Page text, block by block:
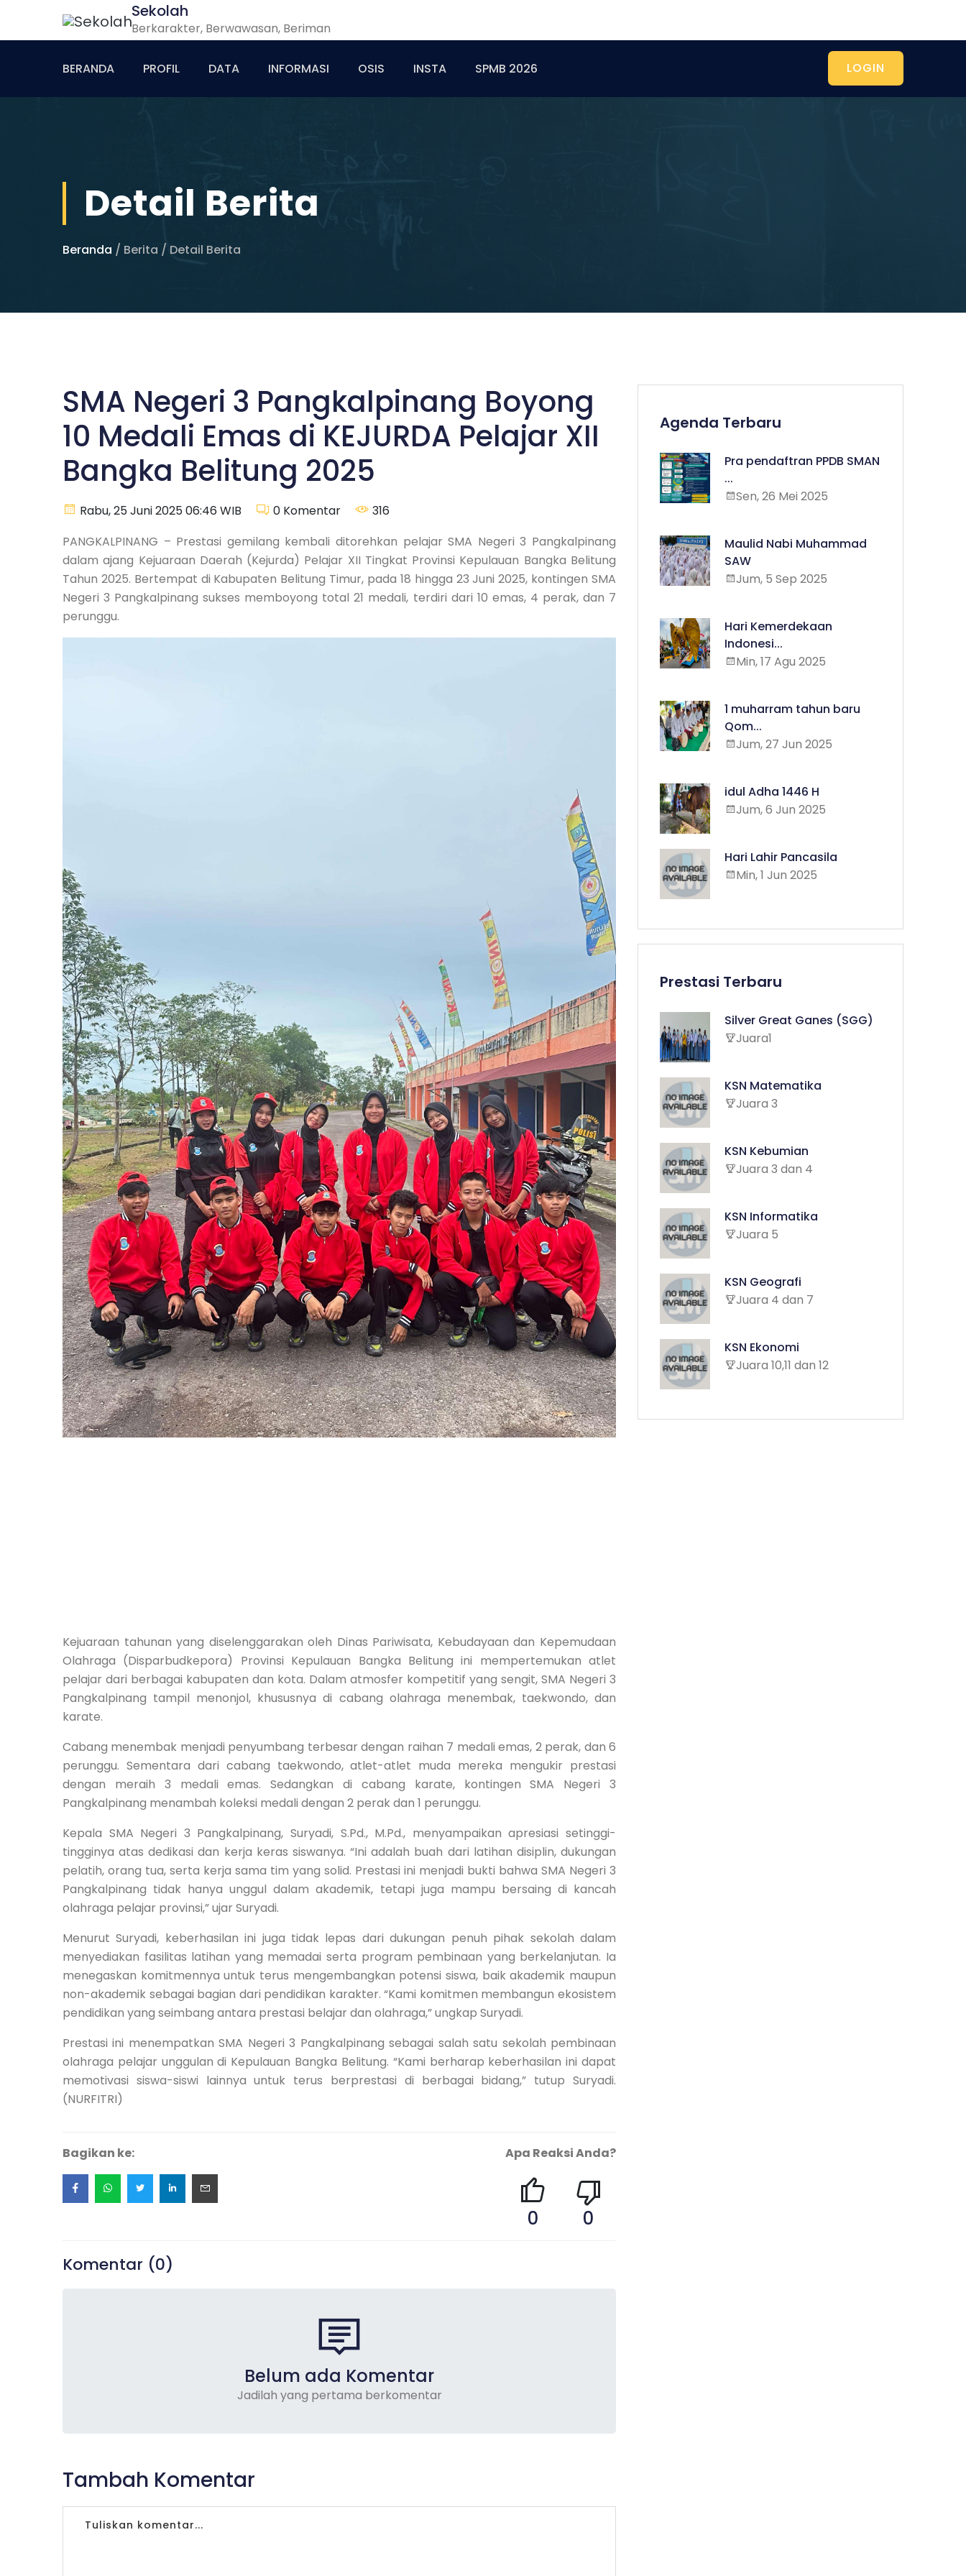
Sekolah
Berkarakter, Berwawasan, Beriman
BERANDA PROFIL DATA INFORMASI OSIS INSTA SPMB 2026 LOGIN
Detail Berita
Beranda / Berita / Detail Berita
SMA Negeri 3 Pangkalpinang Boyong
10 Medali Emas di KEJURDA Pelajar XII
Bangka Belitung 2025
Rabu, 25 Juni 2025 06:46 WIB 0 Komentar
316
PANGKALPINANG – Prestasi gemilang kembali ditorehkan pelajar SMA Negeri 3 Pangkalpinang
dalam ajang Kejuaraan Daerah (Kejurda) Pelajar XII Tingkat Provinsi Kepulauan Bangka Belitung
Tahun 2025. Bertempat di Kabupaten Belitung Timur, pada 18 hingga 23 Juni 2025, kontingen SMA
Negeri 3 Pangkalpinang sukses memboyong total 21 medali, terdiri dari 10 emas, 4 perak, dan 7
perunggu.
Kejuaraan tahunan yang diselenggarakan oleh Dinas Pariwisata, Kebudayaan dan Kepemudaan
Olahraga (Disparbudkepora) Provinsi Kepulauan Bangka Belitung ini mempertemukan atlet
pelajar dari berbagai kabupaten dan kota. Dalam atmosfer kompetitif yang sengit, SMA Negeri 3
Pangkalpinang tampil menonjol, khususnya di cabang olahraga menembak, taekwondo, dan
karate.
Cabang menembak menjadi penyumbang terbesar dengan raihan 7 medali emas, 2 perak, dan 6
perunggu. Sementara dari cabang taekwondo, atlet-atlet muda mereka mengukir prestasi
dengan meraih 3 medali emas. Sedangkan di cabang karate, kontingen SMA Negeri 3
Pangkalpinang menambah koleksi medali dengan 2 perak dan 1 perunggu.
Kepala SMA Negeri 3 Pangkalpinang, Suryadi, S.Pd., M.Pd., menyampaikan apresiasi setinggi-
tingginya atas dedikasi dan kerja keras siswanya. “Ini adalah buah dari latihan disiplin, dukungan
pelatih, orang tua, serta kerja sama tim yang solid. Prestasi ini menjadi bukti bahwa SMA Negeri 3
Pangkalpinang tidak hanya unggul dalam akademik, tetapi juga mampu bersaing di kancah
olahraga pelajar provinsi,” ujar Suryadi.
Menurut Suryadi, keberhasilan ini juga tidak lepas dari dukungan penuh pihak sekolah dalam
menyediakan fasilitas latihan yang memadai serta program pembinaan yang berkelanjutan. Ia
menegaskan komitmennya untuk terus mengembangkan potensi siswa, baik akademik maupun
non-akademik sebagai bagian dari pendidikan karakter. “Kami komitmen membangun ekosistem
pendidikan yang seimbang antara prestasi belajar dan olahraga,” ungkap Suryadi.
Prestasi ini menempatkan SMA Negeri 3 Pangkalpinang sebagai salah satu sekolah pembinaan
olahraga pelajar unggulan di Kepulauan Bangka Belitung. “Kami berharap keberhasilan ini dapat
memotivasi siswa-siswi lainnya untuk terus berprestasi di berbagai bidang,” tutup Suryadi.
(NURFITRI)
Bagikan ke: Apa Reaksi Anda?
0 0
Komentar (0)
Belum ada Komentar
Jadilah yang pertama berkomentar
Tambah Komentar
Agenda Terbaru
Pra pendaftran PPDB SMAN
...
Sen, 26 Mei 2025
Maulid Nabi Muhammad
SAW
Jum, 5 Sep 2025
Hari Kemerdekaan
Indonesi...
Min, 17 Agu 2025
1 muharram tahun baru
Qom...
Jum, 27 Jun 2025
idul Adha 1446 H
Jum, 6 Jun 2025
Hari Lahir Pancasila
Min, 1 Jun 2025
Prestasi Terbaru
Silver Great Ganes (SGG)
Juara1
KSN Matematika
Juara 3
KSN Kebumian
Juara 3 dan 4
KSN Informatika
Juara 5
KSN Geografi
Juara 4 dan 7
KSN Ekonomi
Juara 10,11 dan 12